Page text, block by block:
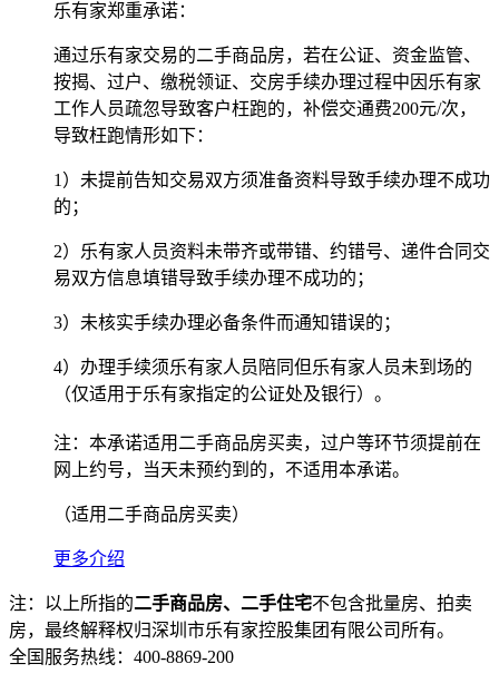
乐有家郑重承诺：
通过乐有家交易的二手商品房，若在公证、资金监管、
按揭、过户、缴税领证、交房手续办理过程中因乐有家
工作人员疏忽导致客户枉跑的，补偿交通费200元/次，
导致枉跑情形如下：
1）未提前告知交易双方须准备资料导致手续办理不成功
的；
2）乐有家人员资料未带齐或带错、约错号、递件合同交
易双方信息填错导致手续办理不成功的；
3）未核实手续办理必备条件而通知错误的；
4）办理手续须乐有家人员陪同但乐有家人员未到场的
（仅适用于乐有家指定的公证处及银行）。
注：本承诺适用二手商品房买卖，过户等环节须提前在
网上约号，当天未预约到的，不适用本承诺。
（适用二手商品房买卖）
更多介绍
注：以上所指的二手商品房、二手住宅不包含批量房、拍卖
房，最终解释权归深圳市乐有家控股集团有限公司所有。
全国服务热线：400-8869-200